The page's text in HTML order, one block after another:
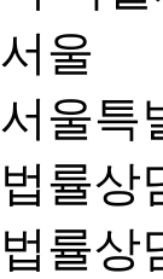
서울특
법률상
법률상